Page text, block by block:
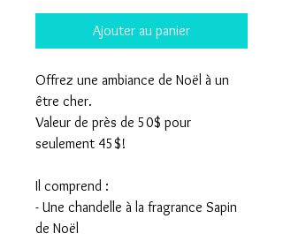
Ajouter au panier
Offrez une ambiance de Noël à un
être cher.
Valeur de près de 50$ pour
seulement 45$!
Il comprend :
- Une chandelle à la fragrance Sapin
de Noël